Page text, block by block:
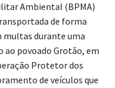
Ambiental (BPMA)
de forma
multas durante uma
ao povoado Grotão, em
Protetor dos
de veículos que